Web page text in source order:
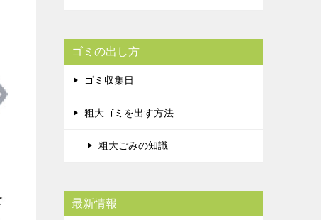
ゴミの出し方
ゴミ収集日
粗大ゴミを出す方法
粗大ごみの知識
最新情報